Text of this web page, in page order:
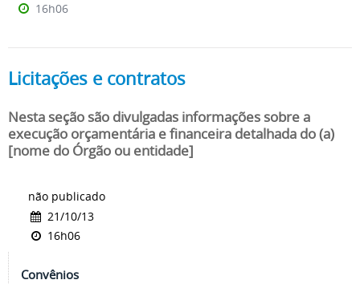
16h06
Licitações e contratos
Nesta seção são divulgadas informações sobre a
execução orçamentária e financeira detalhada do (a)
[nome do Órgão ou entidade]
não publicado
21/10/13
16h06
Convênios